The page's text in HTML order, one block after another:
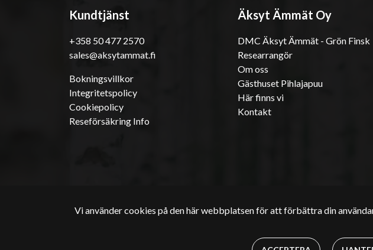
Vi använder cookies på den här webbplatsen för att förbättra din
Kundtjänst
+358 50 477 2570
sales@aksytammat.fi
Bokningsvillkor
Integritetspolicy
Cookiepolicy
Reseförsäkring Info
Äksyt Ämmät Oy
DMC Äksyt Ämmät - Grön Finsk
Researrangör
Om oss
Gästhuset Pihlajapuu
Här finns vi
Kontakt